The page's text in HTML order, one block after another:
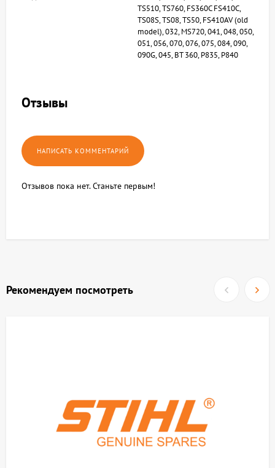
TS510, TS760, FS360C FS410C,
TS08S, TS08, TS50, FS410AV (old
model), 032, MS720, 041, 048, 050,
051, 056, 070, 076, 075, 084, 090,
090G, 045, BT 360, P835, P840
Отзывы
Отзывов пока нет. Станьте первым!
Рекомендуем посмотреть